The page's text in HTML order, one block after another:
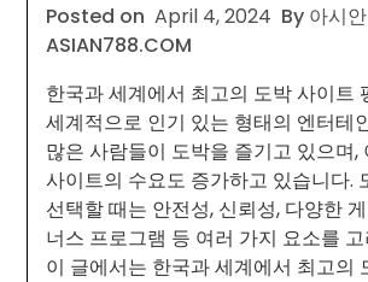
Posted on April 4, 2024 By 아시
ASIAN788.COM
한국과 세계에서 최고의 도박 사이트
세계적으로 인기 있는 형태의 엔터테
많은 사람들이 도박을 즐기고 있으며,
사이트의 수요도 증가하고 있습니다.
선택할 때는 안전성, 신뢰성, 다양한
너스 프로그램 등 여러 가지 요소를
이 글에서는 한국과 세계에서 최고의